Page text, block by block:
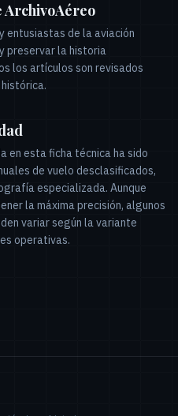
ArchivoAéreo
entusiastas de la aviación
preservar la historia
los artículos son revisados
en esta ficha técnica ha sido
de vuelo desclasificados,
especializada. Aunque
la máxima precisión, algunos
variar según la variante
operativas.